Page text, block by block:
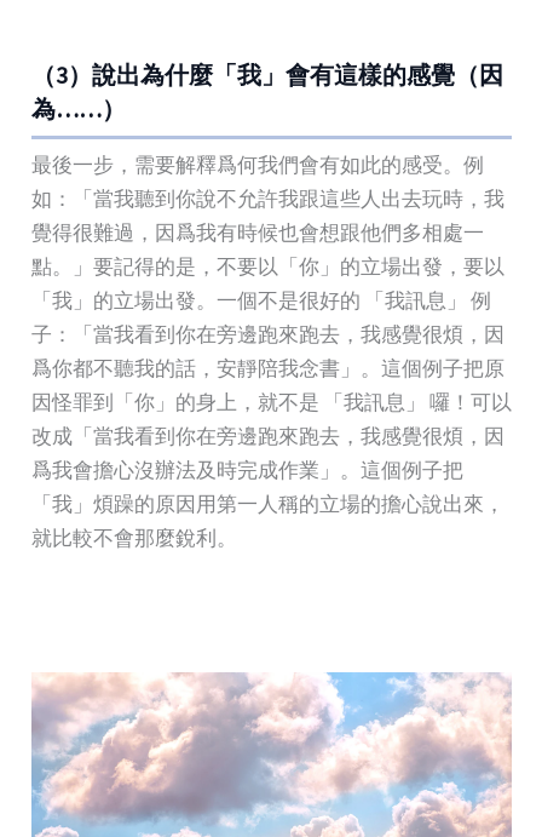
（3）說出為什麼「我」會有這樣的感覺（因
為……）
最後一步，需要解釋爲何我們會有如此的感受。例
如：「當我聽到你說不允許我跟這些人出去玩時，我
覺得很難過，因爲我有時候也會想跟他們多相處一
點。」要記得的是，不要以「你」的立場出發，要以
「我」的立場出發。一個不是很好的 「我訊息」 例
子：「當我看到你在旁邊跑來跑去，我感覺很煩，因
爲你都不聽我的話，安靜陪我念書」。這個例子把原
因怪罪到「你」的身上，就不是 「我訊息」 囉！可以
改成「當我看到你在旁邊跑來跑去，我感覺很煩，因
爲我會擔心沒辦法及時完成作業」。這個例子把
「我」煩躁的原因用第一人稱的立場的擔心說出來，
就比較不會那麼銳利。